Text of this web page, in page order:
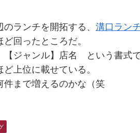
ランチを開拓する、 溝口ラン
ど回ったところだ。
ジャンル】店名 という書式
ど上位に載せている。
件まで増えるのかな（笑